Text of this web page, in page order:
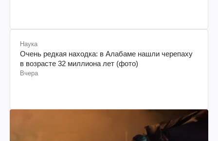
Наука
Очень редкая находка: в Алабаме нашли черепаху
в возрасте 32 миллиона лет (фото)